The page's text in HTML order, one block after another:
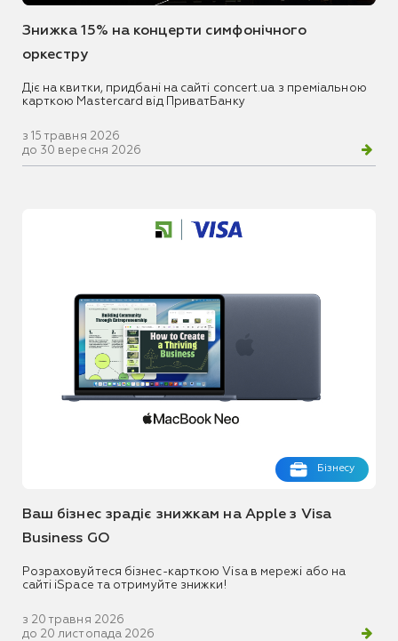
Знижка 15% на концерти симфонічного
оркестру
Діє на квитки, придбані на сайті concert.ua з преміальною
карткою Mastercard від ПриватБанку
з 15 травня 2026
до 30 вересня 2026
Бізнесу
Ваш бізнес зрадіє знижкам на Apple з Visa
Business GO
Розраховуйтеся бізнес-карткою Visa в мережі або на
сайті iSpace та отримуйте знижки!
з 20 травня 2026
до 20 листопада 2026